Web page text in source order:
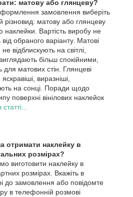
матову або глянцеву?
замовлення виберіть
різновид: матову або глянцеву
наклейки. Вартість виробу не
обраного варіанту. Матові
відблискують на світлі,
більш спокійними,
для матових стін. Глянцеві
виразніші,
на сонці. Поради щодо
поверхні вінілових наклейок
отримати наклейку в
розмірах?
виготовити наклейку в
розмірах. Вкажіть в
до замовлення або повідомте
в телефонній розмові